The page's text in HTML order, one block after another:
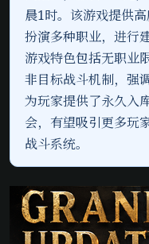
晨1时。该游戏提供
扮演多种职业，进行
游戏特色包括无职业
非目标战斗机制，强
为玩家提供了永久入
会，有望吸引更多玩
战斗系统。